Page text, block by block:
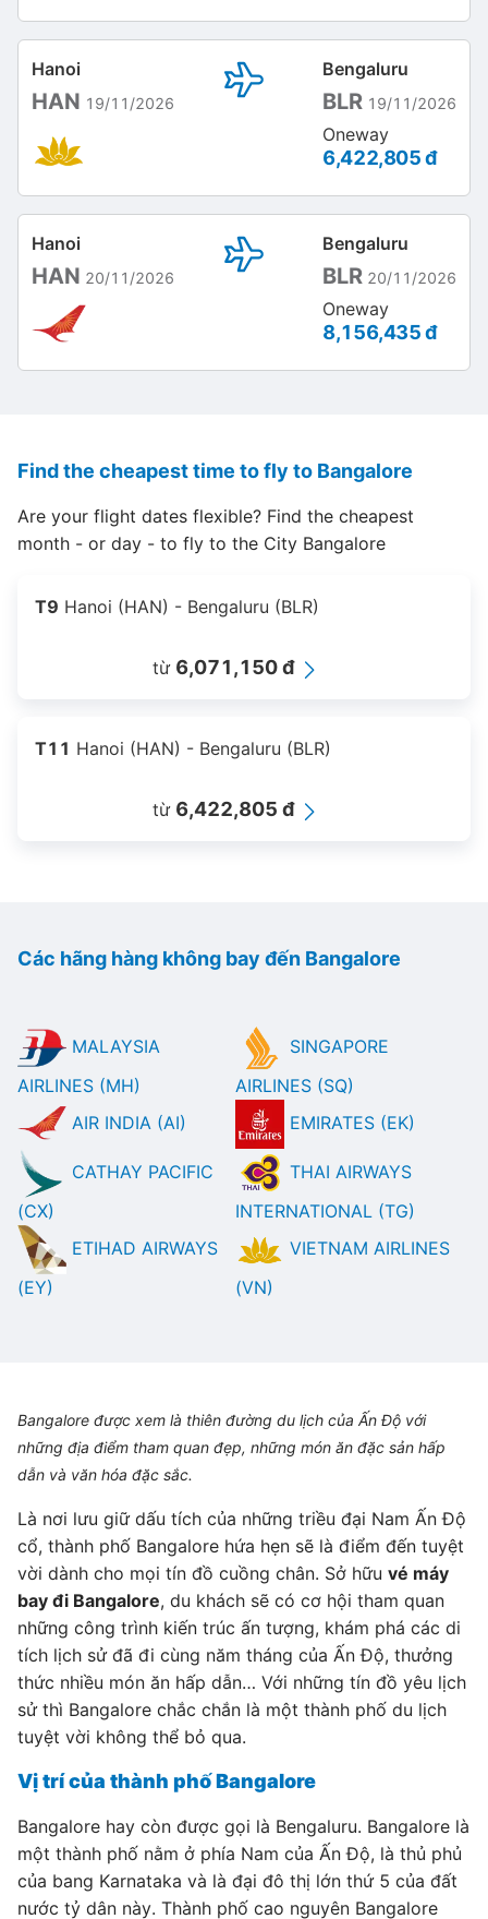
Hanoi
HAN 19/11/2026
Bengaluru
BLR 19/11/2026
Oneway
6,422,805 đ
Hanoi
HAN 20/11/2026
Bengaluru
BLR 20/11/2026
Oneway
8,156,435 đ
Find the cheapest time to fly to Bangalore
Are your flight dates flexible? Find the cheapest
month - or day - to fly to the City Bangalore
T9 Hanoi (HAN) - Bengaluru (BLR)
từ 6,071,150 đ
T11 Hanoi (HAN) - Bengaluru (BLR)
từ 6,422,805 đ
Các hãng hàng không bay đến Bangalore
MALAYSIA
AIRLINES (MH)
SINGAPORE
AIRLINES (SQ)
AIR INDIA (AI)
EMIRATES (EK)
CATHAY PACIFIC
(CX)
THAI AIRWAYS
INTERNATIONAL (TG)
ETIHAD AIRWAYS
(EY)
VIETNAM AIRLINES
(VN)
Bangalore được xem là thiên đường du lịch của Ấn Độ với
những địa điểm tham quan đẹp, những món ăn đặc sản hấp
dẫn và văn hóa đặc sắc.
Là nơi lưu giữ dấu tích của những triều đại Nam Ấn Độ
cổ, thành phố Bangalore hứa hẹn sẽ là điểm đến tuyệt
vời dành cho mọi tín đồ cuồng chân. Sở hữu vé máy
bay đi Bangalore, du khách sẽ có cơ hội tham quan
những công trình kiến trúc ấn tượng, khám phá các di
tích lịch sử đã đi cùng năm tháng của Ấn Độ, thưởng
thức nhiều món ăn hấp dẫn… Với những tín đồ yêu lịch
sử thì Bangalore chắc chắn là một thành phố du lịch
tuyệt vời không thể bỏ qua.
Vị trí của thành phố Bangalore
Bangalore hay còn được gọi là Bengaluru. Bangalore là
một thành phố nằm ở phía Nam của Ấn Độ, là thủ phủ
của bang Karnataka và là đại đô thị lớn thứ 5 của đất
nước tỷ dân này. Thành phố cao nguyên Bangalore